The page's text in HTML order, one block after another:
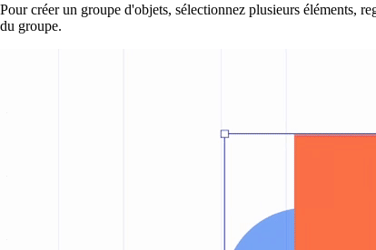
Pour créer un groupe d'objets, sélectionnez plusieurs éléments,
du groupe.